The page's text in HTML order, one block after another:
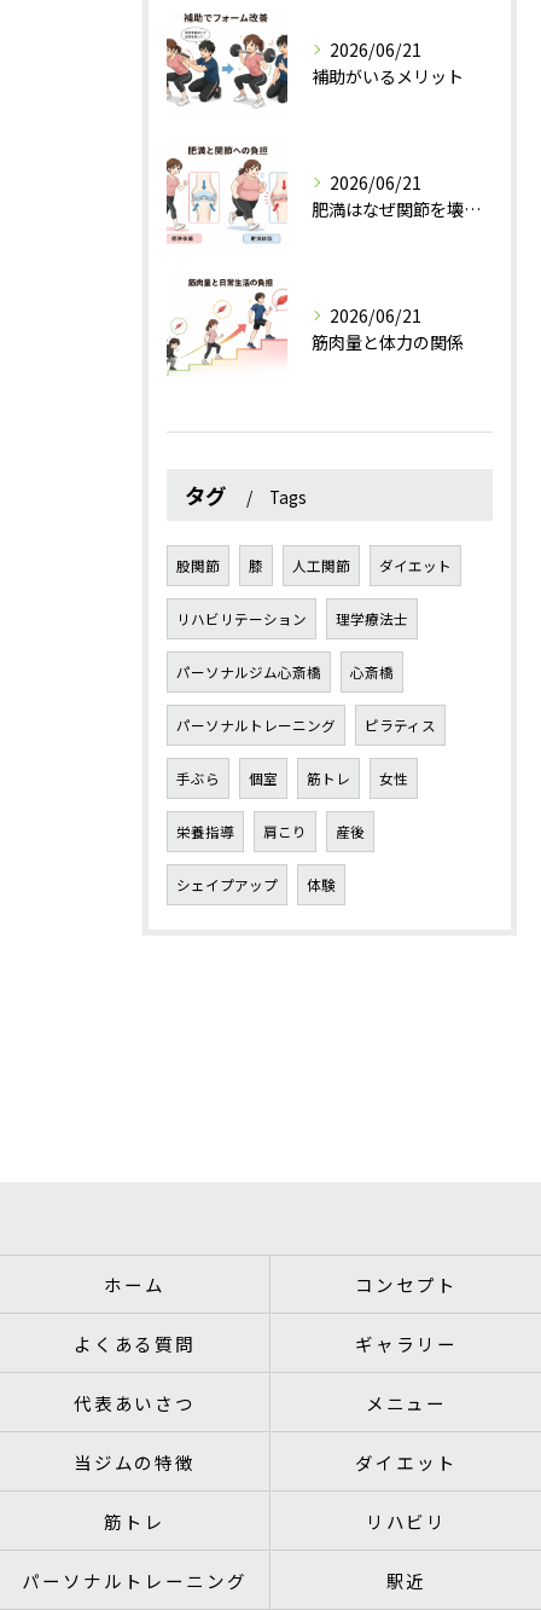
2026/06/21
補助がいるメリット
2026/06/21
肥満はなぜ関節を壊すのか？
2026/06/21
筋肉量と体力の関係
タグ Tags
股関節 膝 人工関節 ダイエット
リハビリテーション 理学療法士
パーソナルジム心斎橋 心斎橋
パーソナルトレーニング ピラティス
手ぶら 個室 筋トレ 女性
栄養指導 肩こり 産後
シェイプアップ 体験
ホーム コンセプト
よくある質問 ギャラリー
代表あいさつ メニュー
当ジムの特徴 ダイエット
筋トレ リハビリ
パーソナルトレーニング 駅近